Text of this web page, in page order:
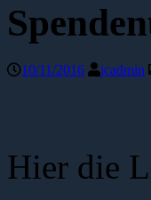
10/11/2016 jcadmin
Hier die